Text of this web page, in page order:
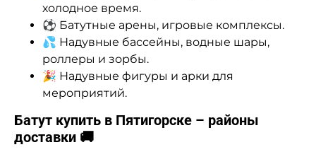
холодное время.
⚽ Батутные арены, игровые комплексы.
💦 Надувные бассейны, водные шары,
роллеры и зорбы.
🎉 Надувные фигуры и арки для
мероприятий.
Батут купить в Пятигорске – районы
доставки 🚚